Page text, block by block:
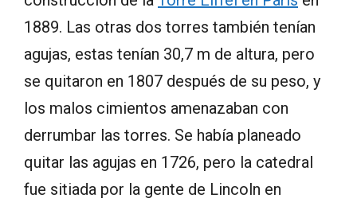
1889. Las otras dos torres también tenían
agujas, estas tenían 30,7 m de altura, pero
se quitaron en 1807 después de su peso, y
los malos cimientos amenazaban con
derrumbar las torres. Se había planeado
quitar las agujas en 1726, pero la catedral
fue sitiada por la gente de Lincoln en